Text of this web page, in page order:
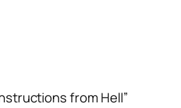
from Hell”